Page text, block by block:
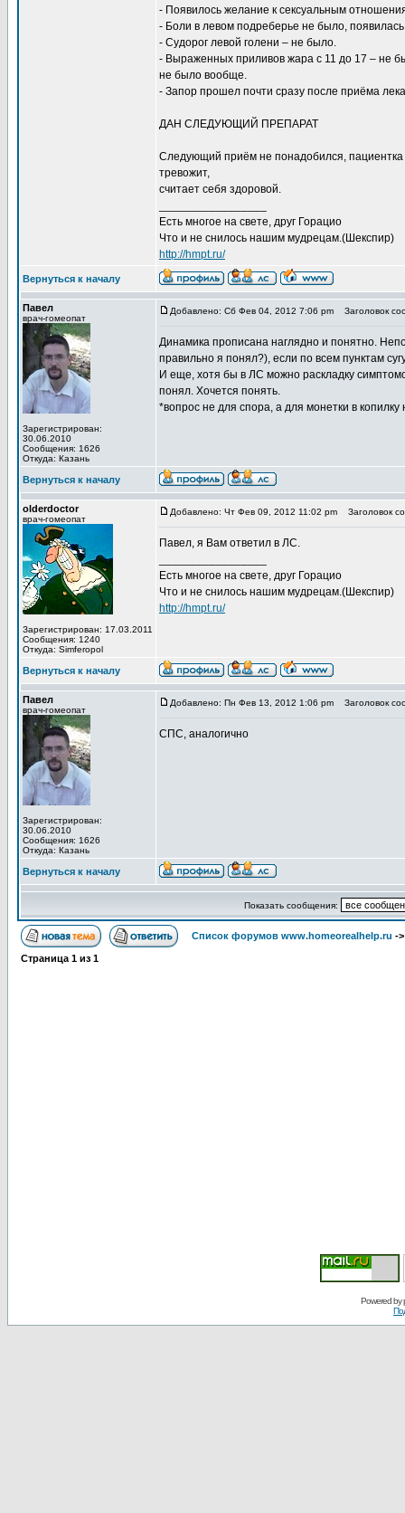
- Появилось желание к сексуальным
- Боли в левом подреберье не было,
- Судорог левой голени – не было.
- Выраженных приливов жара с 11 до 17 – не
не было вообще.
- Запор прошел почти сразу после приёма
ДАН СЛЕДУЮЩИЙ ПРЕПАРАТ
Следующий приём не понадобился, пациентка
тревожит,
считает себя здоровой.
Есть многое на свете, друг Горацио
Что и не снилось нашим мудрецам.(Шекспир)
http://hmpt.ru/
Вернуться к началу
Павел
врач-гомеопат
Зарегистрирован:
30.06.2010
Сообщения: 1626
Откуда: Казань
Добавлено: Сб Фев 04, 2012 7:06 pm Заголовок
Динамика прописана наглядно и понятно.
правильно я понял?), если по всем пунктам
И еще, хотя бы в ЛС можно раскладку
понял. Хочется понять.
*вопрос не для спора, а для монетки в копилку
Вернуться к началу
olderdoctor
врач-гомеопат
Зарегистрирован: 17.03.2011
Сообщения: 1240
Откуда: Simferopol
Добавлено: Чт Фев 09, 2012 11:02 pm Заголовок
Павел, я Вам ответил в ЛС.
Есть многое на свете, друг Горацио
Что и не снилось нашим мудрецам.(Шекспир)
http://hmpt.ru/
Вернуться к началу
Павел
врач-гомеопат
Зарегистрирован:
30.06.2010
Сообщения: 1626
Откуда: Казань
Добавлено: Пн Фев 13, 2012 1:06 pm Заголовок
СПС, аналогично
Вернуться к началу
Показать сообщения:
Список форумов www.homeorealhelp.ru -
Страница 1 из 1
Powered by